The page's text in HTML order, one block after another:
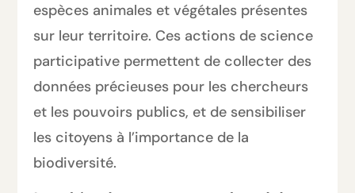
espèces animales et végétales présentes
sur leur territoire. Ces actions de science
participative permettent de collecter des
données précieuses pour les chercheurs
et les pouvoirs publics, et de sensibiliser
les citoyens à l’importance de la
biodiversité.